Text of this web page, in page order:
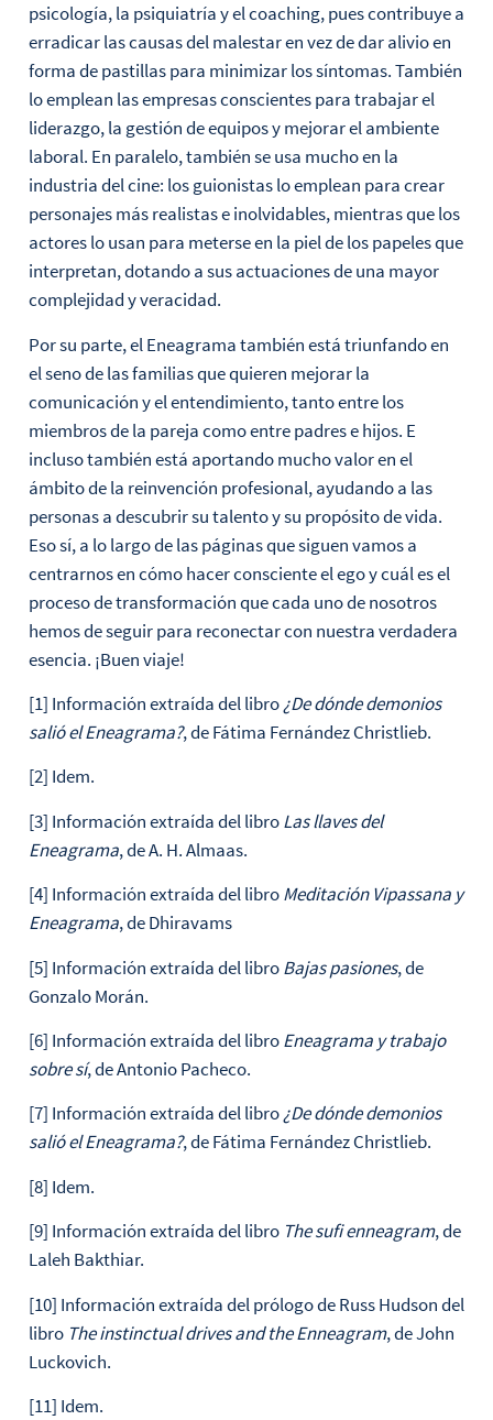
psicología, la psiquiatría y el coaching, pues contribuye a
erradicar las causas del malestar en vez de dar alivio en
forma de pastillas para minimizar los síntomas. También
lo emplean las empresas conscientes para trabajar el
liderazgo, la gestión de equipos y mejorar el ambiente
laboral. En paralelo, también se usa mucho en la
industria del cine: los guionistas lo emplean para crear
personajes más realistas e inolvidables, mientras que los
actores lo usan para meterse en la piel de los papeles que
interpretan, dotando a sus actuaciones de una mayor
complejidad y veracidad.
Por su parte, el Eneagrama también está triunfando en
el seno de las familias que quieren mejorar la
comunicación y el entendimiento, tanto entre los
miembros de la pareja como entre padres e hijos. E
incluso también está aportando mucho valor en el
ámbito de la reinvención profesional, ayudando a las
personas a descubrir su talento y su propósito de vida.
Eso sí, a lo largo de las páginas que siguen vamos a
centrarnos en cómo hacer consciente el ego y cuál es el
proceso de transformación que cada uno de nosotros
hemos de seguir para reconectar con nuestra verdadera
esencia. ¡Buen viaje!
[1] Información extraída del libro¿De dónde demonios
salió el Eneagrama?, de Fátima Fernández Christlieb.
[2] Idem.
[3] Información extraída del libroLas llaves del
Eneagrama, de A. H. Almaas.
[4] Información extraída del libroMeditación Vipassana y
Eneagrama, de Dhiravams
[5] Información extraída del libroBajas pasiones, de
Gonzalo Morán.
[6] Información extraída del libroEneagrama y trabajo
sobre sí, de Antonio Pacheco.
[7] Información extraída del libro¿De dónde demonios
salió el Eneagrama?, de Fátima Fernández Christlieb.
[8] Idem.
[9] Información extraída del libro The sufi enneagram, de
Laleh Bakthiar.
[10] Información extraída del prólogo de Russ Hudson del
libro The instinctual drives and the Enneagram, de John
Luckovich.
[11] Idem.